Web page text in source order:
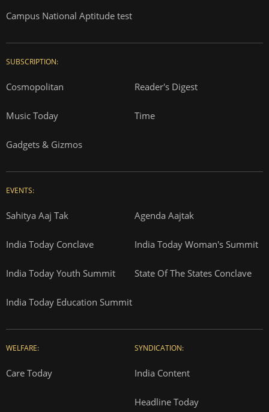
Campus National Aptitude test
SUBSCRIPTION:
Cosmopolitan Reader's Digest
Music Today Time
Gadgets & Gizmos
EVENTS:
Sahitya Aaj Tak Agenda Aajtak
India Today Conclave India Today Woman's Summit
India Today Youth Summit State Of The States Conclave
India Today Education Summit
WELFARE:
Care Today
SYNDICATION:
India Content
Headline Today